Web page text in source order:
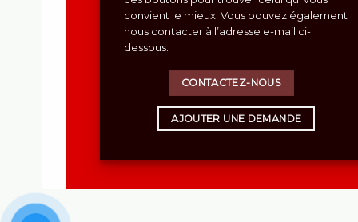
convient le mieux. Vous pouvez également
nous contacter à l’adresse e-mail ci-
dessous.
CONTACTEZ-NOUS
AJOUTER UNE DEMANDE